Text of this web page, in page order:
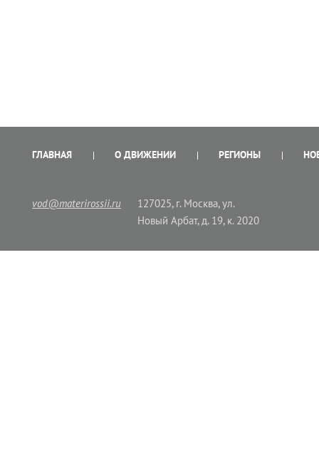
ГЛАВНАЯ О ДВИЖЕНИИ РЕГИОНЫ
vod@materirossii.ru
127025, г. Москва, ул.
Новый Арбат, д. 19, к. 2020